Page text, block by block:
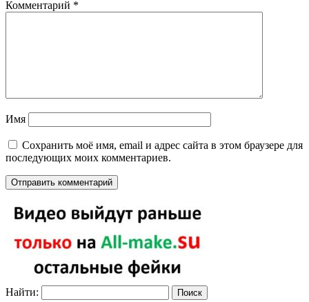
Комментарий *
Имя
Сохранить моё имя, email и адрес сайта в этом браузере для
последующих моих комментариев.
Найти: